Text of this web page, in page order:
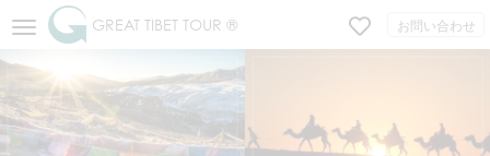
GREAT TIBET TOUR ® お問い合わせ